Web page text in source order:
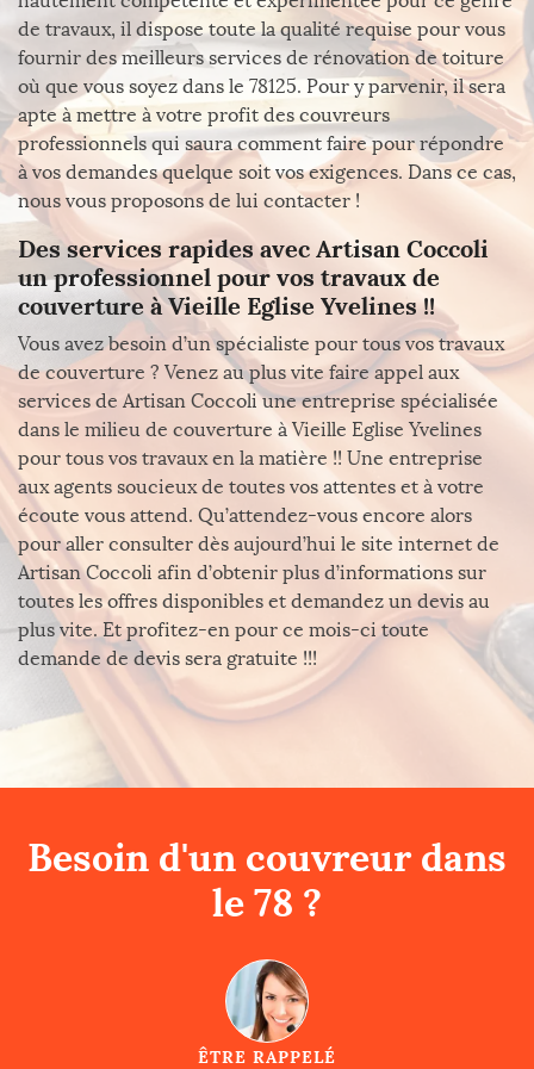
de travaux, il dispose toute la qualité requise pour vous
fournir des meilleurs services de rénovation de toiture
où que vous soyez dans le 78125. Pour y parvenir, il sera
apte à mettre à votre profit des couvreurs
professionnels qui saura comment faire pour répondre
à vos demandes quelque soit vos exigences. Dans ce cas,
nous vous proposons de lui contacter !
Des services rapides avec Artisan Coccoli
un professionnel pour vos travaux de
couverture à Vieille Eglise Yvelines !!
Vous avez besoin d’un spécialiste pour tous vos travaux
de couverture ? Venez au plus vite faire appel aux
services de Artisan Coccoli une entreprise spécialisée
dans le milieu de couverture à Vieille Eglise Yvelines
pour tous vos travaux en la matière !! Une entreprise
aux agents soucieux de toutes vos attentes et à votre
écoute vous attend. Qu’attendez-vous encore alors
pour aller consulter dès aujourd’hui le site internet de
Artisan Coccoli afin d’obtenir plus d’informations sur
toutes les offres disponibles et demandez un devis au
plus vite. Et profitez-en pour ce mois-ci toute
demande de devis sera gratuite !!!
Besoin d'un couvreur dans
le 78 ?
ÊTRE RAPPELÉ